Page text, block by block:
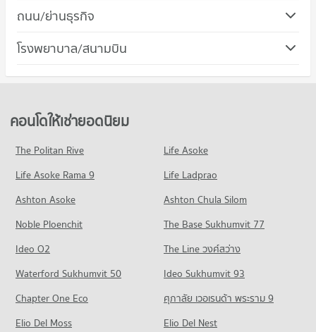
คอนโดให้เช่า วิทยาลัยอาชีวศึกษาธนบุรี
มีคอนโดให้เช่า 11,270 ประกาศ
ขายคอนโด วิทยาลัยอาชีวศึกษาธนบุรี
377 โครงการ
คอนโดให้เช่า วิทยาลัยพณิชยการธนบุรี
มีคอนโดให้เช่า 9,150 ประกาศ
มีคอนโดขาย 3,507 ประกาศ
คอนโด ม.สยาม
556 โครงการ
คอนโดให้เช่า ม.สยาม
มีคอนโดให้เช่า 12,537 ประกาศ
ขายคอนโด ม.สยาม
มีคอนโดขาย 5,420 ประกาศ
คอนโด ม.ราชภัฏบ้านสมเด็จเจ้าพระยา
คอนโด โรบินสัน ลาดหญ้า
คอนโดให้เช่า โรบินสัน ลาดหญ้า
คอนโด ฟิวเจอร์ พาร์ค บางแค
มีคอนโดให้เช่า 5,974 ประกาศ
ขายคอนโด ฟิวเจอร์ พาร์ค บางแค
มีคอนโดขาย 2,379 ประกาศ
289 โครงการ
คอนโดให้เช่า เดอะ มอลล์ ท่าพระ
มีคอนโดขาย 4,903 ประกาศ
ถนน/ย่านธุรกิจ
คอนโด เขตธนบุรี
คอนโดให้เช่า เขตธนบุรี
ขายคอนโด เขตธนบุรี
มีคอนโดขาย 1,346 ประกาศ
คอนโด ถนนเพชรเกษม
311 โครงการ
คอนโดให้เช่า ถนนเพชรเกษม
มีคอนโดให้เช่า 5,043 ประกาศ
ขายคอนโด ถนนเพชรเกษม
มีคอนโดขาย 2,153 ประกาศ
คอนโด ถนนราชพฤกษ์
คอนโดให้เช่า ถนนราชพฤกษ์
มีคอนโดให้เช่า 5,261 ประกาศ
โรงพยาบาล/สนามบิน
คอนโด รพ.บางไผ่
คอนโดให้เช่า รพ.บางไผ่
มีคอนโดให้เช่า 3,850 ประกาศ
ขายคอนโด รพ.บางไผ่
มีคอนโดขาย 1,422 ประกาศ
83 โครงการ
คอนโดให้เช่า รพ.พญาไท 3
มีคอนโดขาย 1,442 ประกาศ
คอนโดให้เช่ายอดนิยม
The Politan Rive
Life Asoke
Life Asoke Rama 9
Life Ladprao
Ashton Asoke
Ashton Chula Silom
Noble Ploenchit
The Base Sukhumvit 77
Ideo O2
The Line วงศ์สว่าง
Waterford Sukhumvit 50
Ideo Sukhumvit 93
Chapter One Eco
ศุภาลัย เวอเรนด้า พระราม 9
Elio Del Moss
Elio Del Nest